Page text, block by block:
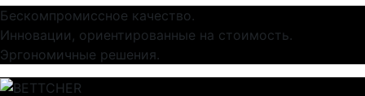
Бескомпромиссное качество.
Инновации, ориентированные на стоимость.
Эргономичные решения.